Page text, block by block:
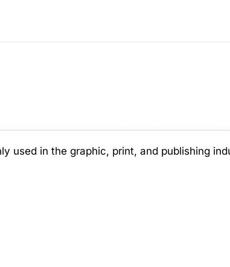
used in the graphic, print, and publishing